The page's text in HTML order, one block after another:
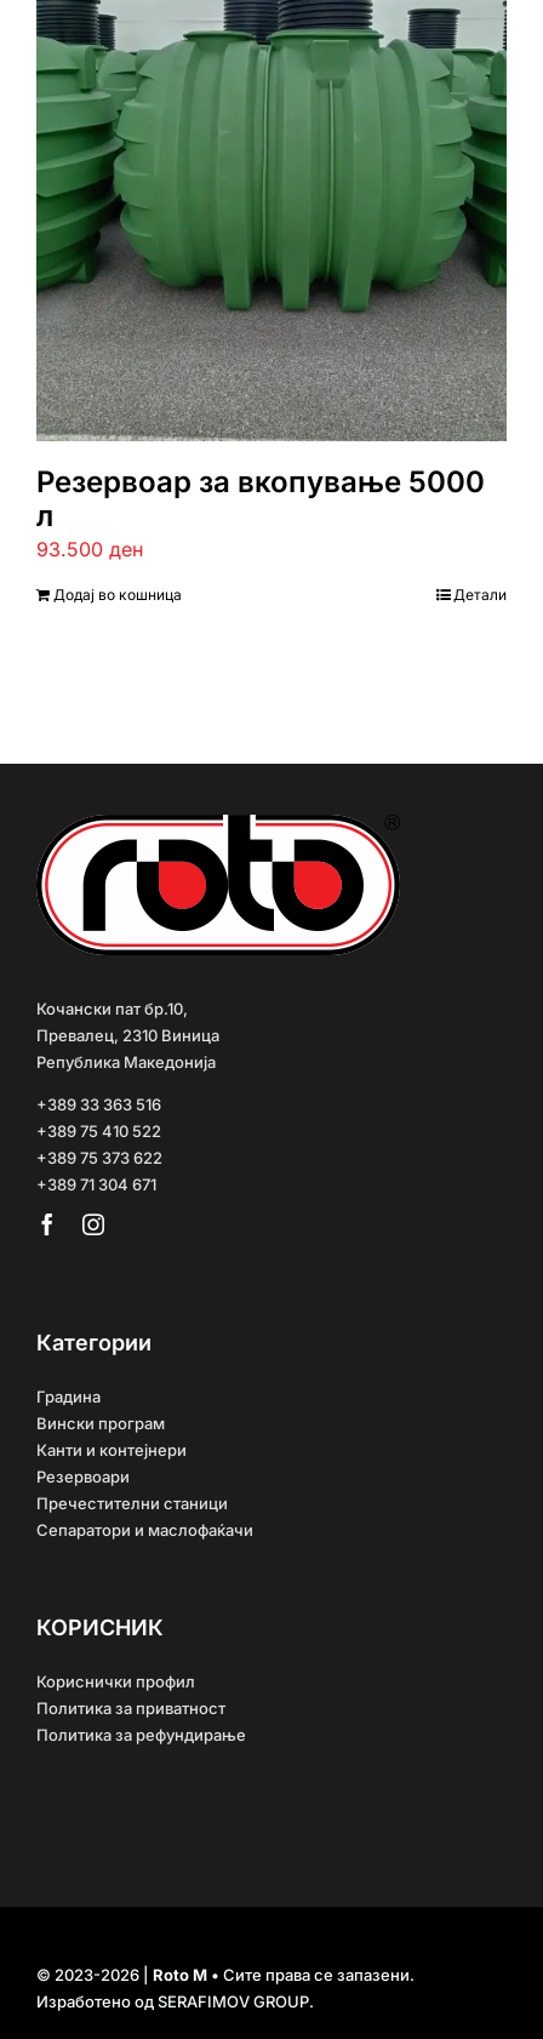
Резервоар за вкопување 5000
л
93.500 ден
Додај во кошница Детали
Кочански пат бр.10,
Превалец, 2310 Виница
Република Македонија
+389 33 363 516
+389 75 410 522
+389 75 373 622
+389 71 304 671
Категории
Градина
Вински програм
Канти и контејнери
Резервоари
Пречестителни станици
Сепаратори и маслофаќачи
КОРИСНИК
Кориснички профил
Политика за приватност
Политика за рефундирање
© 2023-2026 | Roto M• Сите права се запазени.
Изработено одSERAFIMOV GROUP.